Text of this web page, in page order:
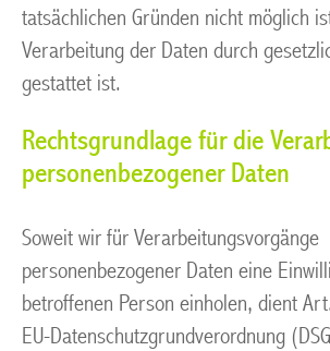
tatsächlichen Gründen nicht möglich
Verarbeitung der Daten durch
gestattet ist.
Rechtsgrundlage für die
personenbezogener Daten
Soweit wir für Verarbeitungsvorgänge
personenbezogener Daten eine
betroffenen Person einholen, dient
EU-Datenschutzgrundverordnung